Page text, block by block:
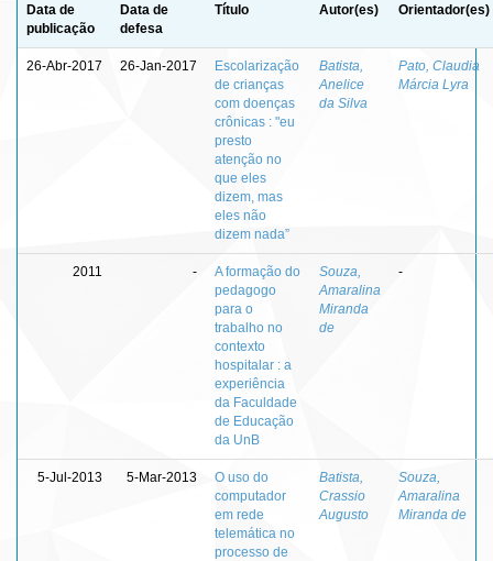
Data de
publicação
Data de
defesa
Título Autor(es) Orientador(es)
26-Abr-2017 26-Jan-2017
Escolarização
de crianças
com doenças
crônicas : "eu
presto
atenção no
que eles
dizem, mas
eles não
dizem nada”
Batista,
Anelice
da Silva
Pato, Claudia
Márcia Lyra
2011 -
A formação do
pedagogo
para o
trabalho no
contexto
hospitalar : a
experiência
da Faculdade
de Educação
da UnB
Souza,
Amaralina
Miranda
de
-
5-Jul-2013 5-Mar-2013
O uso do
computador
em rede
telemática no
processo de
Batista,
Crassio
Augusto
Souza,
Amaralina
Miranda de